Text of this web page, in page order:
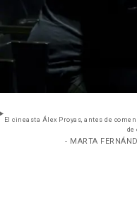
El cineasta Álex Proyas, antes de
de
- MARTA